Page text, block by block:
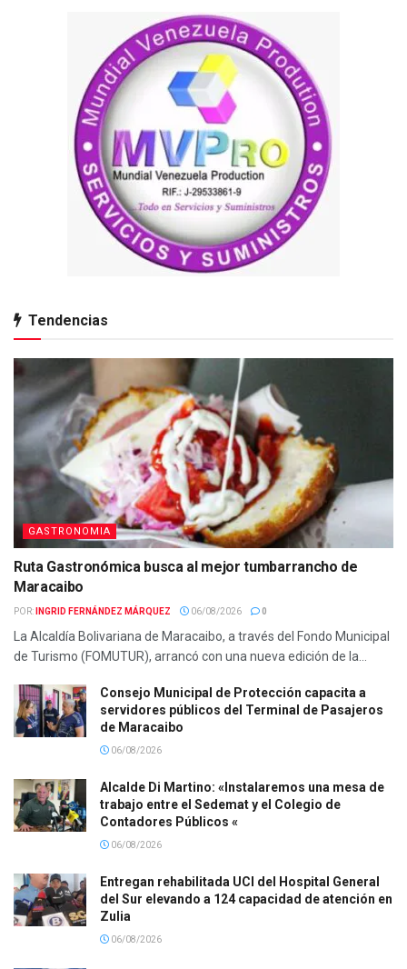
Tendencias
GASTRONOMIA
Ruta Gastronómica busca al mejor tumbarrancho de
Maracaibo
POR: INGRID FERNÁNDEZ MÁRQUEZ 06/08/2026 0
La Alcaldía Bolivariana de Maracaibo, a través del Fondo Municipal
de Turismo (FOMUTUR), arrancó con una nueva edición de la...
Consejo Municipal de Protección capacita a
servidores públicos del Terminal de Pasajeros
de Maracaibo
06/08/2026
Alcalde Di Martino: «Instalaremos una mesa de
trabajo entre el Sedemat y el Colegio de
Contadores Públicos «
06/08/2026
Entregan rehabilitada UCI del Hospital General
del Sur elevando a 124 capacidad de atención en
Zulia
06/08/2026